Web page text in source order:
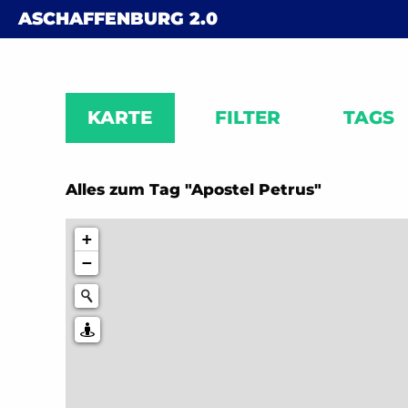
Skip to content
ASCHAFFENBURG 2.0
KARTE FILTER TAGS
Alles zum Tag "Apostel Petrus"
+
−